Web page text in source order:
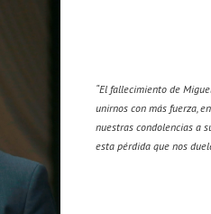
“El fallecimiento de
unirnos con más fuerza,
nuestras condolencias a
esta pérdida que nos